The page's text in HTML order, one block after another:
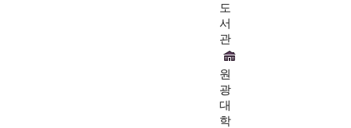
도
서
관
원
광
대
학